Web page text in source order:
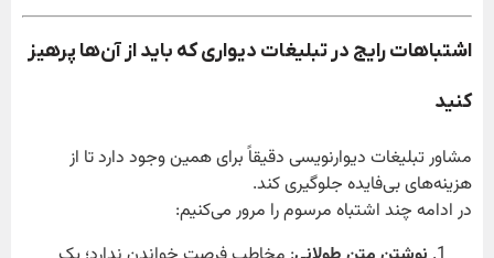
اشتباهات رایج در تبلیغات دیواری که باید از آن‌ها پرهیز
کنید
مشاور تبلیغات دیوارنویسی دقیقاً برای همین وجود دارد تا از
هزینه‌های بی‌فایده جلوگیری کند.
در ادامه چند اشتباه مرسوم را مرور می‌کنیم: